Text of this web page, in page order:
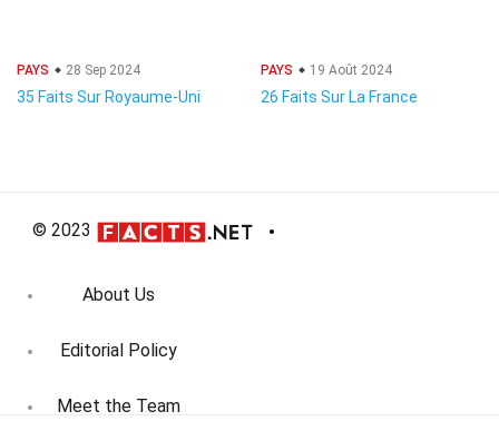
PAYS 28 Sep 2024
35 Faits Sur Royaume-Uni
PAYS 19 Août 2024
26 Faits Sur La France
© 2023
About Us
Editorial Policy
Meet the Team